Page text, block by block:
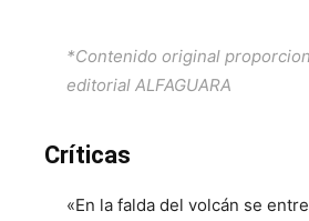
*Contenido original
editorial ALFAGUARA
Críticas
«En la falda del volcán se